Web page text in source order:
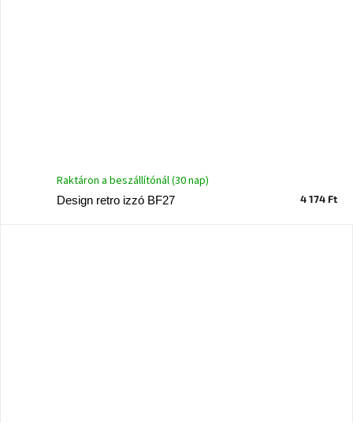
Design retro izzó BF27
Raktáron a beszállítónál (30 nap)
4 174 Ft